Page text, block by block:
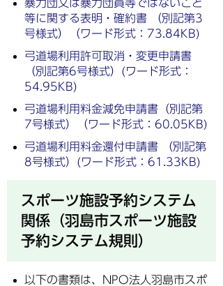
暴力団又は暴力団員等ではないこと
等に関する表明・確約書 （別記第3
号様式）（ワード形式：73.84KB)
弓道場利用許可取消・変更申請書
（別記第6号様式）(ワード形式：
54.95KB)
弓道場利用料金減免申請書（別記第
7号様式）（ワード形式：60.05KB)
弓道場利用料金還付申請書 （別記第
8号様式）(ワード形式：61.33KB)
スポーツ施設予約システム
関係（羽島市スポーツ施設
予約システム規則）
以下の書類は、NPO法人羽島市スポ